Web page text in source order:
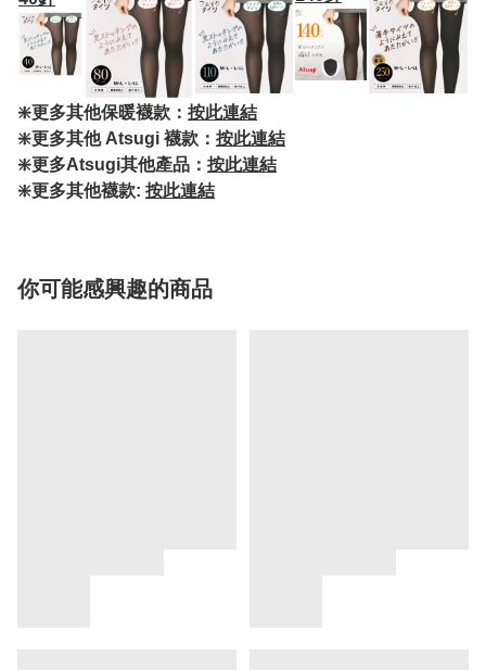
❇️更多其他保暖襪款： 按此連結
❇️更多其他 Atsugi 襪款： 按此連結
❇️更多Atsugi其他產品： 按此連結
❇️更多其他襪款: 按此連結
你可能感興趣的商品